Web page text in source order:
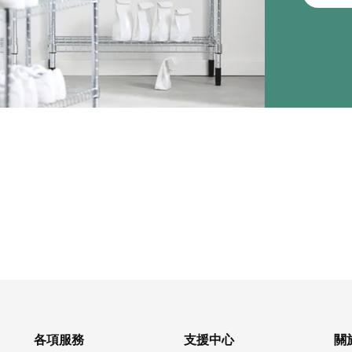
各項服務 支援中心 關